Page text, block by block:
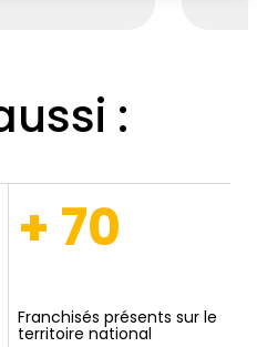
:
+ 70
Franchisés présents sur le
territoire national